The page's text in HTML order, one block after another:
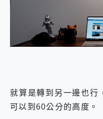
就算是轉到另一邊也行
可以到60公分的高度。